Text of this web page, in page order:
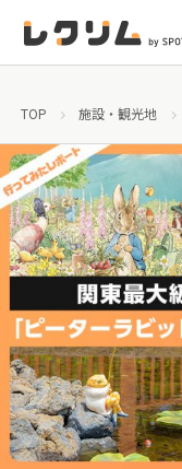
TOP 施設・観光地